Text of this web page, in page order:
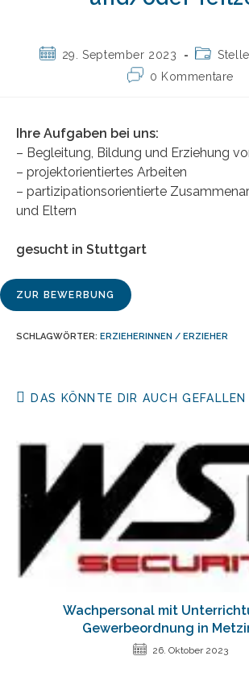
Beitrag29. September 2023
Beitrags-
Beitrags-
0 Kommentare
Ihre Aufgaben bei uns:
– Begleitung, Bildung und Erziehung
– projektorientiertes Arbeiten
– partizipationsorientierte
und Eltern
gesucht in Stuttgart
ZUR BEWERBUNG
SCHLAGWÖRTER: ERZIEHERINNEN / ERZIEHER
DAS KÖNNTE DIR AUCH GEFALLEN
Wachpersonal mit
Gewerbeordnung in
26. Oktober 2023